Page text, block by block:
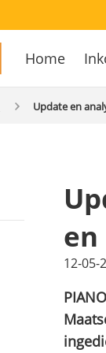
Home
Update en
en
12-05-